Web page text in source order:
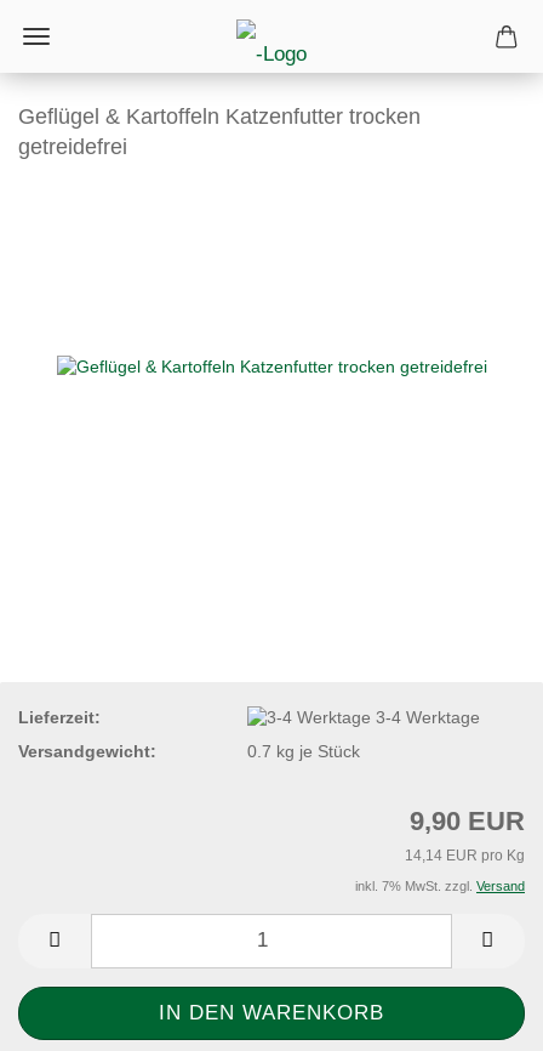
Geflügel & Kartoffeln Katzenfutter trocken
getreidefrei
Lieferzeit:
3-4 Werktage
Versandgewicht:
0.7 kg je Stück
9,90 EUR
14,14 EUR pro Kg
inkl. 7% MwSt. zzgl. Versand